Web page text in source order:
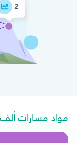
مواد مسارات ألف